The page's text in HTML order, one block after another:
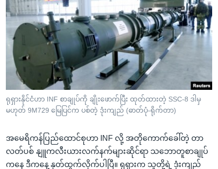
ကြည့်
ပင်မ
ညွန်း
စာမျက်နှာ
သို့
ကျော်
ကြည့်
အမေရိကန်သုံးအီဒီယံ
မကြေးမုံရဲ့ အင်္ဂလိပ်စာ
ရုပ်ရှင်ထဲက အင်္ဂလိပ်စာ
သုတပဒေသာ အင်္ဂလိပ်စာ
အပတ်စဉ်ကဏ္ဍများ
ရေဒီယို
ရေဒီယိုနှင့်ရုပ်သံ အချက်အလက်များ
ရေဒီယို/တီဗွီအစီအစဉ်
Learning English
ဗွီအိုအေ လူမှုကွန်ယက်များ
ဘာသာစကားများ
ရုရှားနိုင်ငံဟာ INF စာချုပ်ကို ချိုးဖောက်ပြီး ထုတ်ထားတဲ့ SSC-8 ဒါမှ
မဟုတ် 9M729 မြေပြင်က ပစ်တဲ့ ဒုံးကျည် (ဓာတ်ပုံ-ရိုက်တာ)
အမေရိကန်ပြည်ထောင်စုဟာ INF လို့ အတိုကောက်ခေါ်တဲ့ တာ
လတ်ပစ် နျူကလီးယားလက်နက်များဆိုင်ရာ သဘောတူစာချုပ်
ကနေ ဒီကနေ့ နုတ်ထွက်လိုက်ပါပြီ။ ရုရှားက သူတို့ရဲ့ ဒုံးကျည်